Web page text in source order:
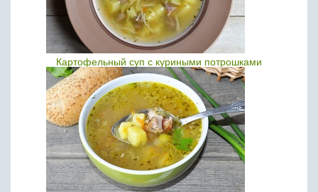
Картофельный суп с куриными потрошками